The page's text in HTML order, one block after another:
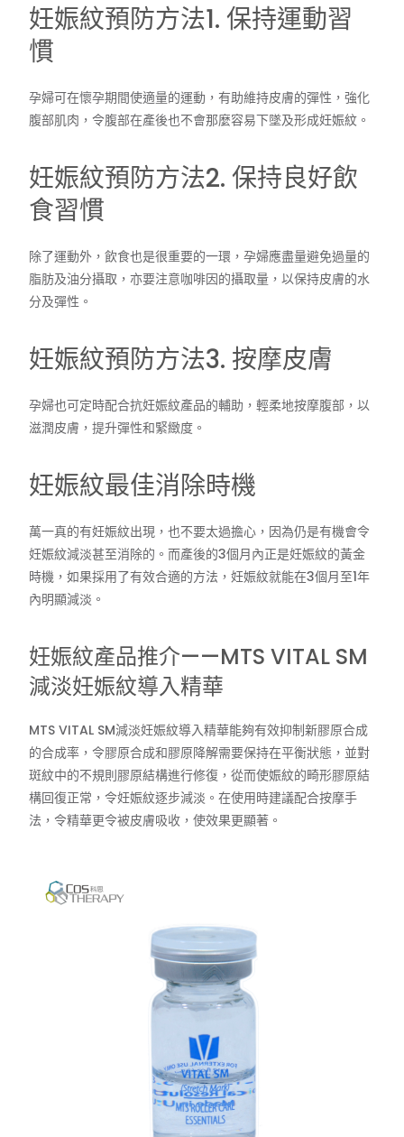
妊娠紋預防方法1. 保持運動習
慣
孕婦可在懷孕期間使適量的運動，有助維持皮膚的彈性，強化
腹部肌肉，令腹部在產後也不會那麼容易下墜及形成妊娠紋。
妊娠紋預防方法2. 保持良好飲
食習慣
除了運動外，飲食也是很重要的一環，孕婦應盡量避免過量的
脂肪及油分攝取，亦要注意咖啡因的攝取量，以保持皮膚的水
分及彈性。
妊娠紋預防方法3. 按摩皮膚
孕婦也可定時配合抗妊娠紋產品的輔助，輕柔地按摩腹部，以
滋潤皮膚，提升彈性和緊緻度。
妊娠紋最佳消除時機
萬一真的有妊娠紋出現，也不要太過擔心，因為仍是有機會令
妊娠紋減淡甚至消除的。而產後的3個月內正是妊娠紋的黃金
時機，如果採用了有效合適的方法，妊娠紋就能在3個月至1年
內明顯減淡。
妊娠紋產品推介——MTS VITAL SM
減淡妊娠紋導入精華
MTS VITAL SM減淡妊娠紋導入精華能夠有效抑制新膠原合成
的合成率，令膠原合成和膠原降解需要保持在平衡狀態，並對
斑紋中的不規則膠原結構進行修復，從而使娠紋的畸形膠原結
構回復正常，令妊娠紋逐步減淡。在使用時建議配合按摩手
法，令精華更令被皮膚吸收，使效果更顯著。